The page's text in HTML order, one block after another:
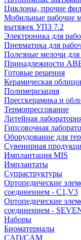
Циклоны, прочие
Мобильные рабочие
вытяжек УПЗ 7.2
Электроника для
Пневматика для
Полезные мелочи для
Принадлежности
Готовые решения
Керамическая
Полимеризация
Пресскерамика и
Термопрессование
Литейная
Гипсовочная
Оборудование для
Сувенирная
Имплантация MIS
Имплантаты
Супраструктуры
Ортопедические
соединением - C1,V3
Ортопедические
соединением -
Наборы
Биоматериалы
CAD/CAM